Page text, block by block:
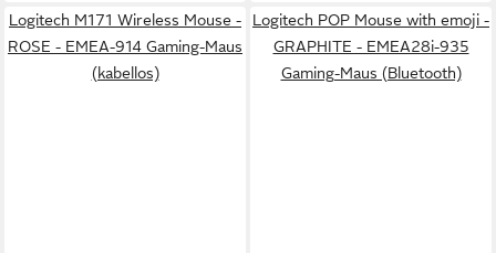
Logitech M171 Wireless Mouse -
ROSE - EMEA-914 Gaming-Maus
(kabellos)
Logitech POP Mouse with emoji -
GRAPHITE - EMEA28i-935
Gaming-Maus (Bluetooth)